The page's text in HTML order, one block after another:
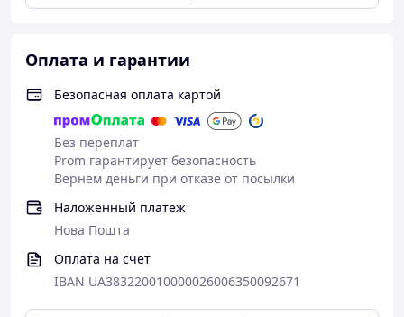
L: грудь 92-96 см, талия 70-80 см, бедра
Оплата и гарантии
Безопасная оплата картой
Без переплат
Prom гарантирует безопасность
Вернем деньги при отказе от посылки
Наложенный платеж
Нова Пошта
Оплата на счет
IBAN UA383220010000026006350092671